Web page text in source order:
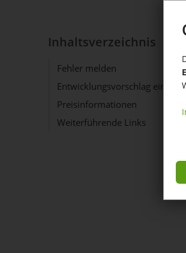
Inhaltsverzeichnis
Fehler melden
Entwicklungsvorschlag
Preisinformationen
Weiterführende Links